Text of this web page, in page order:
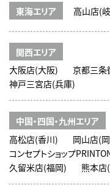
東海エリア 高山店(
関西エリア
大阪店(大阪)
京都三条
神戸三宮店(兵庫)
中国・四国・九州エリア
高松店(香川)
岡山店(
コンセプトショップ
久留米店(福岡)
熊本店